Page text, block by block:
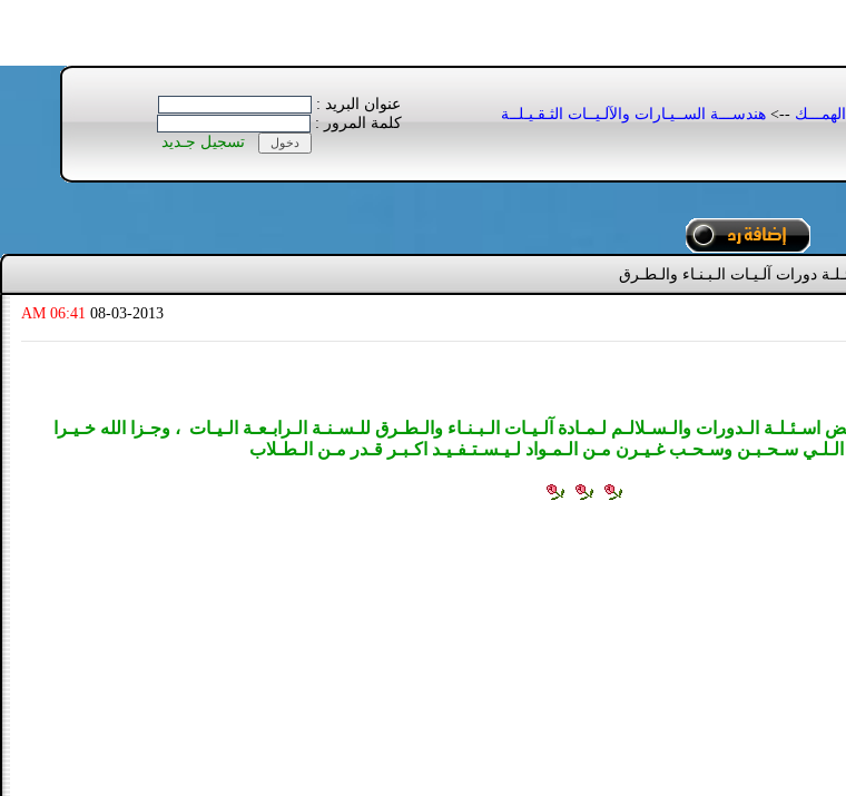
--> هندســـة الســيـارات والآلـيــات الثـقـيـلــة
عنوان البريد :
كلمة المرور :
تسجيل جـديد
دورات آلـيـات الـبـنـاء والـطـرق
08-03-2013
06:41 AM
اسـئـلـة الـدورات والـسـلالـم لـمـادة آلـيـات الـبـنـاء والـطـرق للـسـنـة الـرابـعـة الـيـات ، وجـزا الله خـيـرا
الـلـي سـحـبـن وسـحـب غـيـرن مـن الـمـواد لـيـسـتـفـيـد اكـبـر قـدر مـن الـطـلاب